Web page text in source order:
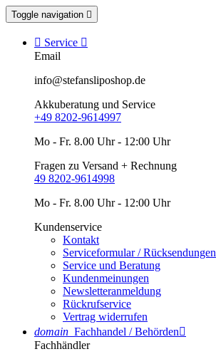
Toggle navigation 
 Service 
Email
info@stefansliposhop.de
Akkuberatung und Service
+49 8202-9614997
Mo - Fr. 8.00 Uhr - 12:00 Uhr
Fragen zu Versand + Rechnung
49 8202-9614998
Mo - Fr. 8.00 Uhr - 12:00 Uhr
Kundenservice
Kontakt
Serviceformular / Rücksendungen
Service und Beratung
Kundenmeinungen
Newsletteranmeldung
Rückrufservice
Vertrag widerrufen
domain Fachhandel / Behörden
Fachhändler